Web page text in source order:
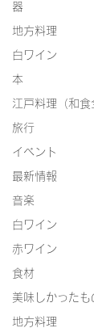
器
地方料理
白ワイン
本
江戸料理（和食
旅行
イベント
最新情報
音楽
白ワイン
赤ワイン
食材
美味しかったも
地方料理